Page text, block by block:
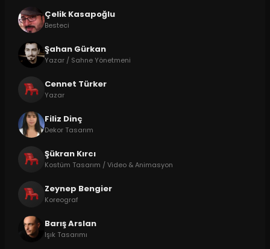
Çelik Kasapoğlu
Besteci
Şahan Gürkan
Yazar / Sahne Yönetmeni
Cennet Türker
Yazar
Filiz Dinç
Dekor Tasarım
Şükran Kırcı
Kostüm Tasarım / Video & Animasyon
Zeynep Bengier
Koreograf
Barış Arslan
Işık Tasarımı